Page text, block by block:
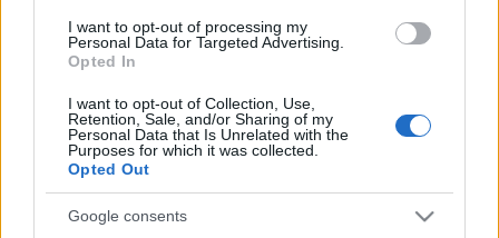
consent section.
I want to opt-out of processing my
Personal Data for Targeted Advertising.
Opted In
I want to opt-out of Collection, Use,
Retention, Sale, and/or Sharing of my
Personal Data that Is Unrelated with the
Purposes for which it was collected.
Opted Out
Google consents